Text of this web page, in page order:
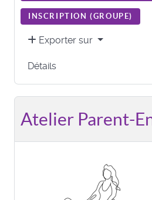
INSCRIPTION (GROUPE)
Exporter sur
Détails
Atelier Parent-